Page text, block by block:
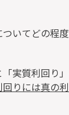
いてどの程
「実質利回り
回りには真の